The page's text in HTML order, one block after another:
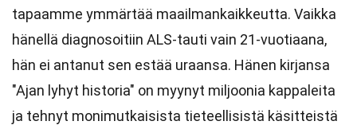
tapaamme ymmärtää maailmankaikkeutta. Vaikka
hänellä diagnosoitiin ALS-tauti vain 21-vuotiaana,
hän ei antanut sen estää uraansa. Hänen kirjansa
"Ajan lyhyt historia" on myynyt miljoonia kappaleita
ja tehnyt monimutkaisista tieteellisistä käsitteistä